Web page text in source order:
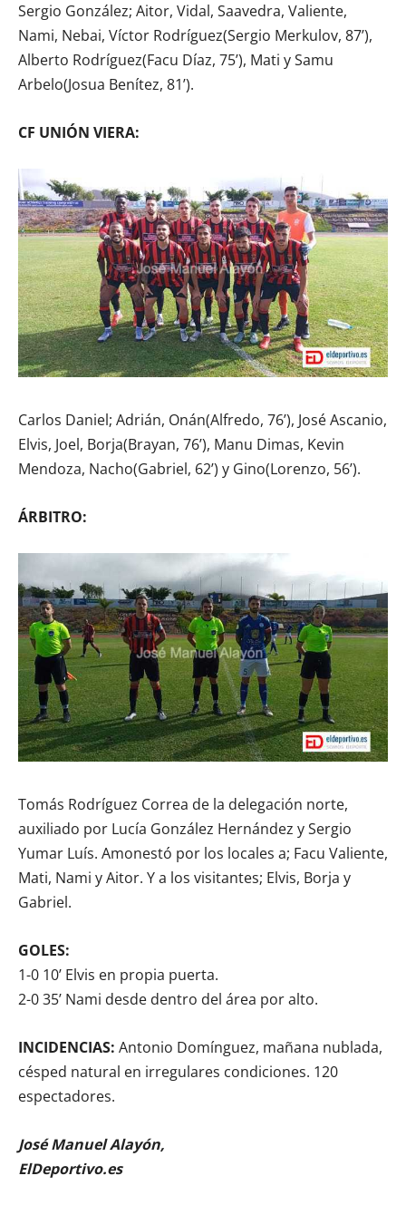
Sergio González; Aitor, Vidal, Saavedra, Valiente,
Nami, Nebai, Víctor Rodríguez(Sergio Merkulov, 87’),
Alberto Rodríguez(Facu Díaz, 75’), Mati y Samu
Arbelo(Josua Benítez, 81’).
CF UNIÓN VIERA:
Carlos Daniel; Adrián, Onán(Alfredo, 76’), José Ascanio,
Elvis, Joel, Borja(Brayan, 76’), Manu Dimas, Kevin
Mendoza, Nacho(Gabriel, 62’) y Gino(Lorenzo, 56’).
ÁRBITRO:
Tomás Rodríguez Correa de la delegación norte,
auxiliado por Lucía González Hernández y Sergio
Yumar Luís. Amonestó por los locales a; Facu Valiente,
Mati, Nami y Aitor. Y a los visitantes; Elvis, Borja y
Gabriel.
GOLES:
1-0 10’ Elvis en propia puerta.
2-0 35’ Nami desde dentro del área por alto.
INCIDENCIAS: Antonio Domínguez, mañana nublada,
césped natural en irregulares condiciones. 120
espectadores.
José Manuel Alayón,
ElDeportivo.es